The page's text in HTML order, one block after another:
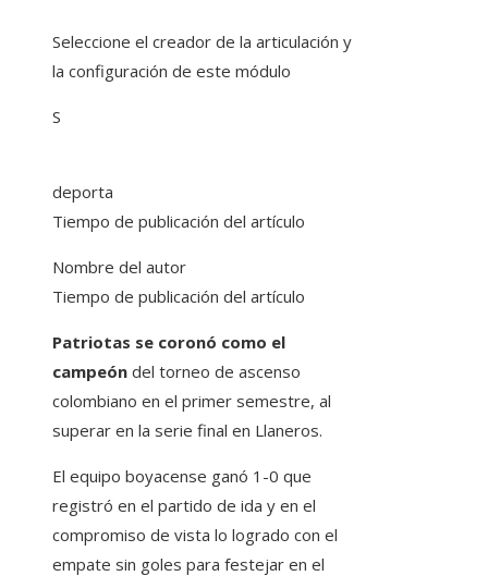
Seleccione el creador de la articulación y
la configuración de este módulo
S
deporta
Tiempo de publicación del artículo
Nombre del autor
Tiempo de publicación del artículo
Patriotas se coronó como el
campeón del torneo de ascenso
colombiano en el primer semestre, al
superar en la serie final en Llaneros.
El equipo boyacense ganó 1-0 que
registró en el partido de ida y en el
compromiso de vista lo logrado con el
empate sin goles para festejar en el